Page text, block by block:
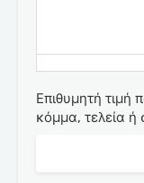
Επιθυμητή τιμή
κόμμα, τελεία ή